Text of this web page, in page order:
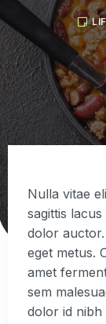
Nulla vitae
sagittis
dolor
eget metus.
amet
sem
dolor id nibh